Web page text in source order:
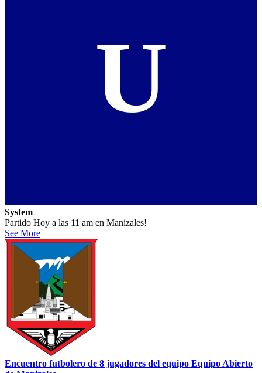
U
System
Partido Hoy a las 11 am en Manizales!
See More
Encuentro futbolero de 8 jugadores del equipo Equipo Abierto